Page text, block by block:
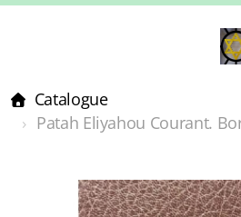
Catalogue
Patah Eliyahou Courant.